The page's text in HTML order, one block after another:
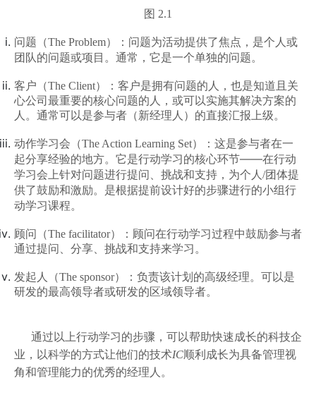
图 2.1
问题（The Problem）：问题为活动提供了焦点，是个人或
团队的问题或项目。通常， 它是一个单独的问题。
客户（The Client）：客户是拥有问题的人，也是知道且关
心公司最重要的核心问题的人，或可以实施其解决方案的
人。通常可以是参与者（新经理人）的直接汇报上级。
动作学习会（The Action Learning Set）：这是参与者在一
起分享经验的地方。它是行动学习的核心环节——在行动
学习会上针对问题进行提问、挑战和支持，为个人 /团体提
供了鼓励和激励。 是根据提前设计好的步骤进行的小组行
动学习课程。
顾问（The facilitator）：顾问在行动学习过程中鼓励参与者
通过提问、分享、挑战和支持来学习。
发起人（The sponsor）：负责该计划的高级经理。可以是
研发的最高领导者或研发的区域领导者。
通过以上行动学习的步骤，可以帮助快速成长的科技企
业，以科学的方式让他们的技术IC顺利成长为具备管理视
角和管理能力的优秀的经理人。